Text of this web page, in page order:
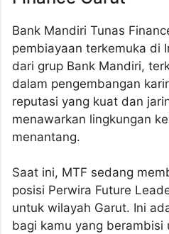
Bank Mandiri Tunas
pembiayaan terkemuka di
dari grup Bank Mandiri,
dalam pengembangan
reputasi yang kuat dan
menawarkan lingkungan
menantang.
Saat ini, MTF sedang
posisi Perwira Future
untuk wilayah Garut. Ini
bagi kamu yang berambisi